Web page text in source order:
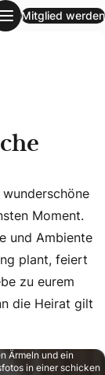
Mitglied werden
Moment.
und Ambiente
plant, feiert
zu eurem
die Heirat gilt
Ärmeln und ein
in einer schicken